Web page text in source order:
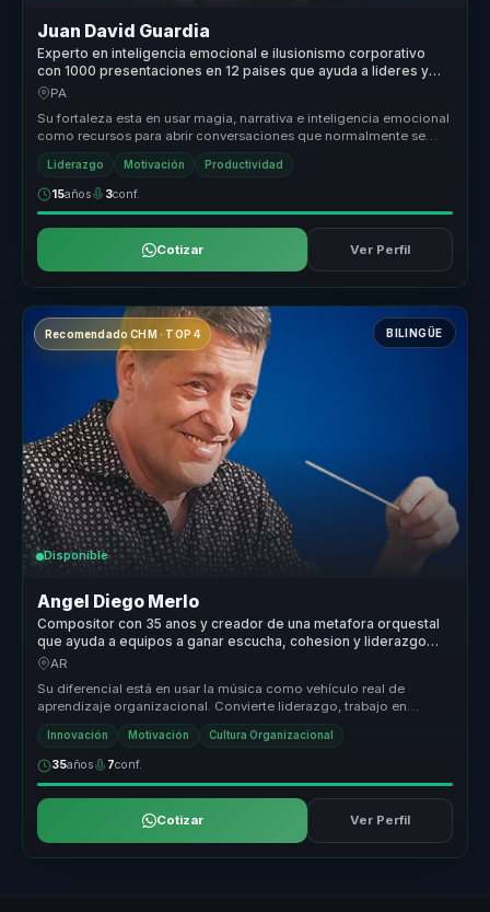
Juan David Guardia
Experto en inteligencia emocional e ilusionismo corporativo
con 1000 presentaciones en 12 paises que ayuda a lideres y
equipos a generar recordacion y accion.
PA
Su fortaleza esta en usar magia, narrativa e inteligencia emocional
como recursos para abrir conversaciones que normalmente se
olvidan ra...
Liderazgo Motivación Productividad
15años 3conf.
Cotizar Ver Perfil
Recomendado CHM · TOP 4 BILINGÜE
Disponible
Angel Diego Merlo
Compositor con 35 anos y creador de una metafora orquestal
que ayuda a equipos a ganar escucha, cohesion y liderazgo
colaborativo.
AR
Su diferencial está en usar la música como vehículo real de
aprendizaje organizacional. Convierte liderazgo, trabajo en
equipo y cultura ...
Innovación Motivación Cultura Organizacional
35años 7conf.
Cotizar Ver Perfil